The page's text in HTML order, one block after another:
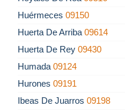
Huérmeces 09150
Huerta De Arriba 09614
Huerta De Rey 09430
Humada 09124
Hurones 09191
Ibeas De Juarros 09198